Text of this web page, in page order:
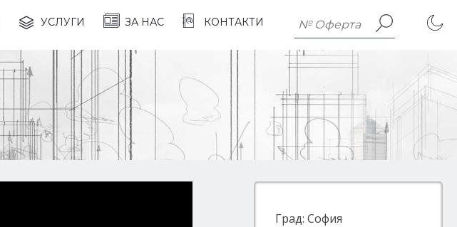
УСЛУГИ ЗА НАС КОНТАКТИ
Град:София